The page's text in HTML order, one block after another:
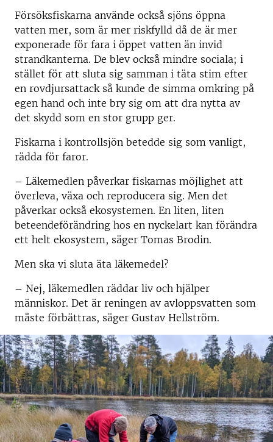
Försöksfiskarna använde också sjöns öppna
vatten mer, som är mer riskfylld då de är mer
exponerade för fara i öppet vatten än invid
strandkanterna. De blev också mindre sociala; i
stället för att sluta sig samman i täta stim efter
en rovdjursattack så kunde de simma omkring på
egen hand och inte bry sig om att dra nytta av
det skydd som en stor grupp ger.
Fiskarna i kontrollsjön betedde sig som vanligt,
rädda för faror.
– Läkemedlen påverkar fiskarnas möjlighet att
överleva, växa och reproducera sig. Men det
påverkar också ekosystemen. En liten, liten
beteendeförändring hos en nyckelart kan förändra
ett helt ekosystem, säger Tomas Brodin.
Men ska vi sluta äta läkemedel?
– Nej, läkemedlen räddar liv och hjälper
människor. Det är reningen av avloppsvatten som
måste förbättras, säger Gustav Hellström.